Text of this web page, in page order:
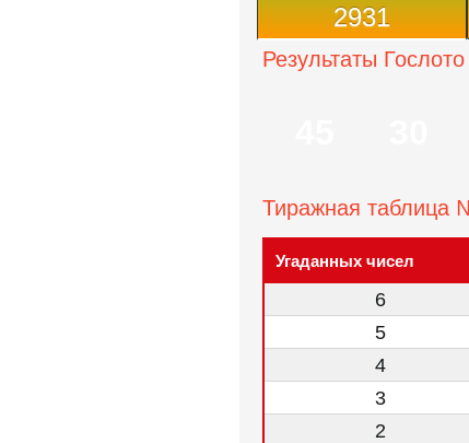
2931
Результаты
Тиражная таблица
Угаданных чисел
6
5
4
3
2